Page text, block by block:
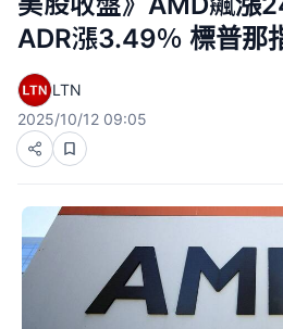
ADR漲3.49％ 標普那
LTN
2025/10/12 09:05